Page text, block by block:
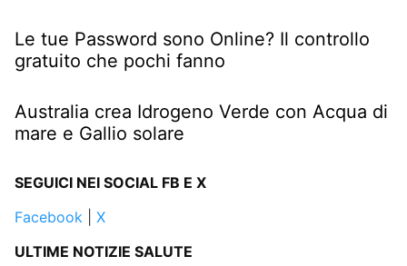
Le tue Password sono Online? Il controllo
gratuito che pochi fanno
Australia crea Idrogeno Verde con Acqua di
mare e Gallio solare
SEGUICI NEI SOCIAL FB E X
Facebook
X
ULTIME NOTIZIE SALUTE